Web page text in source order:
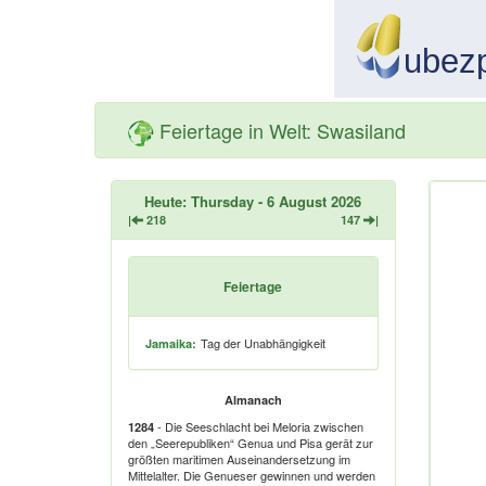
Feiertage in Welt: Swasiland
Heute: Thursday - 6 August 2026
| 218 147 |
Feiertage
Jamaika: Tag der Unabhängigkeit
Almanach
1284 - Die Seeschlacht bei Meloria zwischen
den „Seerepubliken“ Genua und Pisa gerät zur
größten maritimen Auseinandersetzung im
Mittelalter. Die Genueser gewinnen und werden